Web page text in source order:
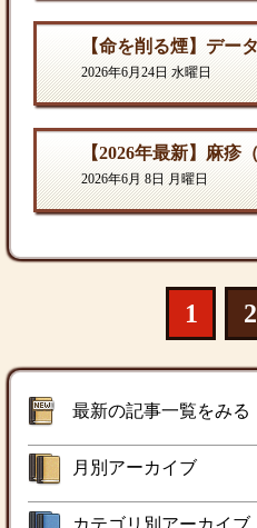
2026年6月24日 水曜日
2026年6月 8日 月曜日
1 2
最新の記事一覧をみる
月別アーカイブ
カテゴリ別アーカイブ